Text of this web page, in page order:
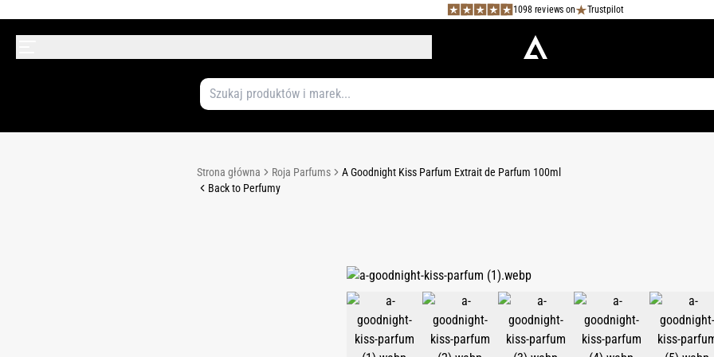
1098 reviews on Trustpilot
Strona główna Roja Parfums
A Goodnight Kiss Parfum Extrait de Parfum 100ml
Back to Perfumy